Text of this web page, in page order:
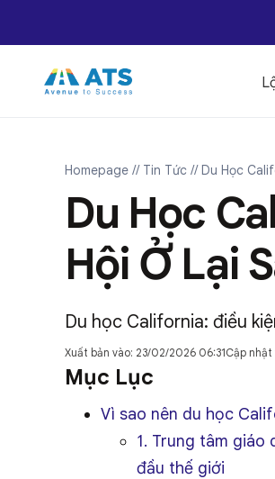
Homepage // Tin Tức // Du Học
Du Học
Hội Ở Lại
Du học California: điều
Xuất bản vào: 23/02/2026 06:31Cập
Mục Lục
Vì sao nên du học
1. Trung tâm giáo
đầu thế giới